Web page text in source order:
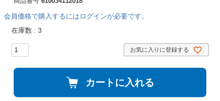
会員価格で購入するにはログインが必要です。
在庫数
3
お気に入りに登録する
カートに入れる